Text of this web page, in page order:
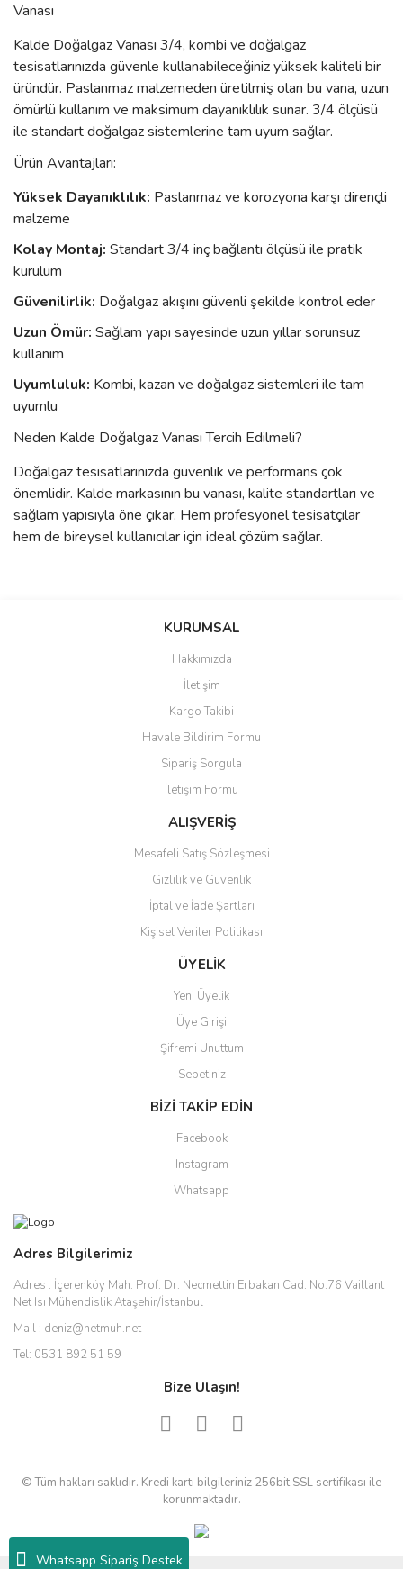
Whatsapp Sipariş Destek
Vanası
Kalde Doğalgaz Vanası 3/4, kombi ve doğalgaz
tesisatlarınızda güvenle kullanabileceğiniz yüksek kaliteli bir
üründür. Paslanmaz malzemeden üretilmiş olan bu vana, uzun
ömürlü kullanım ve maksimum dayanıklılık sunar. 3/4 ölçüsü
ile standart doğalgaz sistemlerine tam uyum sağlar.
Ürün Avantajları:
Yüksek Dayanıklılık: Paslanmaz ve korozyona karşı dirençli
malzeme
Kolay Montaj: Standart 3/4 inç bağlantı ölçüsü ile pratik
kurulum
Güvenilirlik: Doğalgaz akışını güvenli şekilde kontrol eder
Uzun Ömür: Sağlam yapı sayesinde uzun yıllar sorunsuz
kullanım
Uyumluluk: Kombi, kazan ve doğalgaz sistemleri ile tam
uyumlu
Neden Kalde Doğalgaz Vanası Tercih Edilmeli?
Doğalgaz tesisatlarınızda güvenlik ve performans çok
önemlidir. Kalde markasının bu vanası, kalite standartları ve
sağlam yapısıyla öne çıkar. Hem profesyonel tesisatçılar
hem de bireysel kullanıcılar için ideal çözüm sağlar.
Bu ürüne ilk yorumu siz yapın!
Yorum Yaz
Ürün resmi kalitesiz, bozuk veya görüntülenemiyor.
Ürün açıklamasında eksik bilgiler bulunuyor.
Ürün bilgilerinde hatalar bulunuyor.
Ürün fiyatı diğer sitelerden daha pahalı.
Bu ürüne benzer farklı alternatifler olmalı.
Gönder
KURUMSAL
Hakkımızda
İletişim
Kargo Takibi
Havale Bildirim Formu
Sipariş Sorgula
İletişim Formu
ALIŞVERİŞ
Mesafeli Satış Sözleşmesi
Gizlilik ve Güvenlik
İptal ve İade Şartları
Kişisel Veriler Politikası
ÜYELİK
Yeni Üyelik
Üye Girişi
Şifremi Unuttum
Sepetiniz
BİZİ TAKİP EDİN
Facebook
Instagram
Whatsapp
Adres Bilgilerimiz
Adres : İçerenköy Mah. Prof. Dr. Necmettin Erbakan Cad. No:76 Vaillant
Net Isı Mühendislik Ataşehir/İstanbul
Mail : deniz@netmuh.net
Tel: 0531 892 51 59
Bize Ulaşın!
© Tüm hakları saklıdır. Kredi kartı bilgileriniz 256bit SSL sertifikası ile
korunmaktadır.